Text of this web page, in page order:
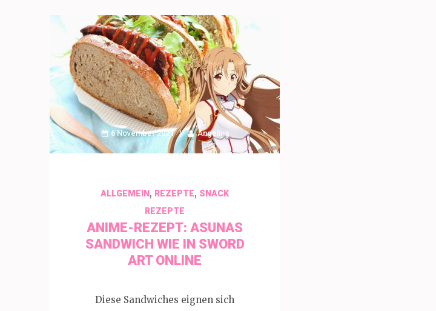
6 November 2021 Angelina
ALLGEMEIN , REZEPTE, SNACK
REZEPTE
ANIME-REZEPT: ASUNAS
SANDWICH WIE IN SWORD
ART ONLINE
Diese Sandwiches eignen sich